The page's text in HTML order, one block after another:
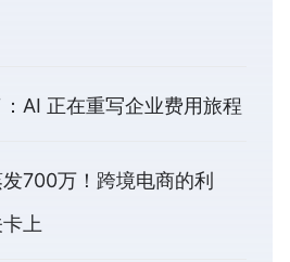
AI 正在重写企业费用旅程
700万！跨境电商的利
上